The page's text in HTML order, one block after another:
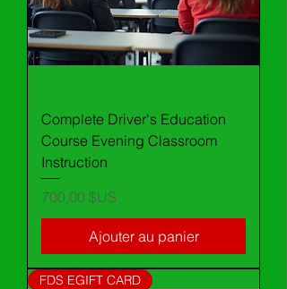
Complete Driver's Education
Course Evening Classroom
Instruction
Prix
700,00 $US
Ajouter au panier
FDS EGIFT CARD